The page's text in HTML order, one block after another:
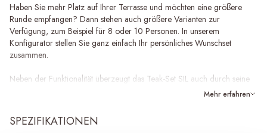
Haben Sie mehr Platz auf Ihrer Terrasse und möchten eine größere
Runde empfangen? Dann stehen auch größere Varianten zur
Verfügung, zum Beispiel für 8 oder 10 Personen. In unserem
Konfigurator stellen Sie ganz einfach Ihr persönliches Wunschset
zusammen.
Neben der Funktionalität überzeugt das Teak-Set SIL auch durch seine
elegante Optik. Das klare und zeitlose Design fügt sich durch seine
ein. Auf der Suche nach einer passenden Loungegruppe? Werfen Sie
einen Blick auf dieLoungebank SIL
Mehr erfahren
SPEZIFIKATIONEN